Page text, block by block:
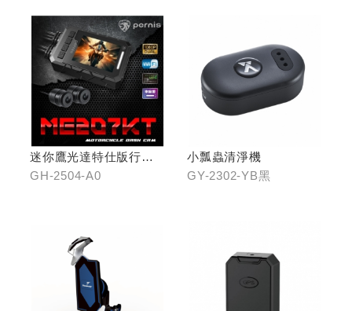
迷你鷹光達特仕版行車
記錄器
GH-2504-A0
小瓢蟲清淨機
GY-2302-YB黑